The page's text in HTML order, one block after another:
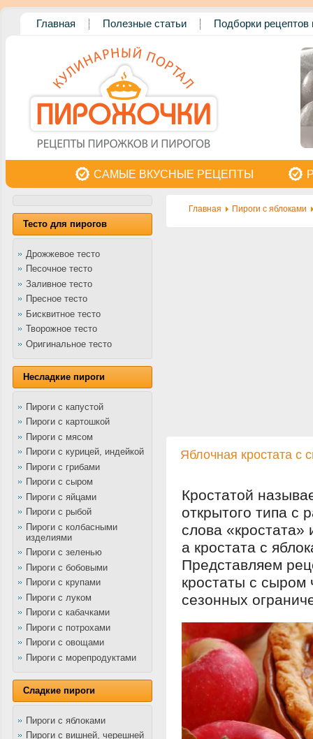
Главная Полезные статьи Подборки рецептов
САМЫЕ ВКУСНЫЕ РЕЦЕПТЫ
Тесто для пирогов
Дрожжевое тесто
Песочное тесто
Заливное тесто
Пресное тесто
Бисквитное тесто
Творожное тесто
Оригинальное тесто
Несладкие пироги
Пироги с капустой
Пироги с картошкой
Пироги с мясом
Пироги с курицей, индейкой
Пироги с грибами
Пироги с сыром
Пироги с яйцами
Пироги с рыбой
Пироги с колбасными
изделиями
Пироги с зеленью
Пироги с бобовыми
Пироги с крупами
Пироги с луком
Пироги с кабачками
Пироги с потрохами
Пироги с овощами
Пироги с морепродуктами
Сладкие пироги
Пироги с яблоками
Пироги с вишней, черешней
Главная Пироги с яблоками
Яблочная кростата с
Кростатой
открытого типа с
слова
а кростата с
Представляем
кростаты с сыром
сезонных